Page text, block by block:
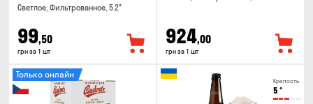
Светлое, Фильтрованное, 5.2°
99,50
грн за 1 шт
924,00
грн за 1 шт
Только онлайн
Крепость
5 °